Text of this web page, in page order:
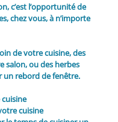
c’est l’opportunité de
chez vous, à n’importe
de votre cuisine, des
salon, ou des herbes
un rebord de fenêtre.
cuisine